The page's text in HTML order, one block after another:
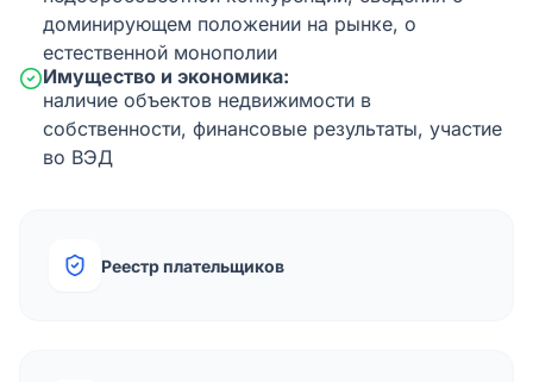
доминирующем положении на рынке, о
естественной монополии
Имущество и экономика:
наличие объектов недвижимости в
собственности, финансовые результаты, участие
во ВЭД
Реестр плательщиков